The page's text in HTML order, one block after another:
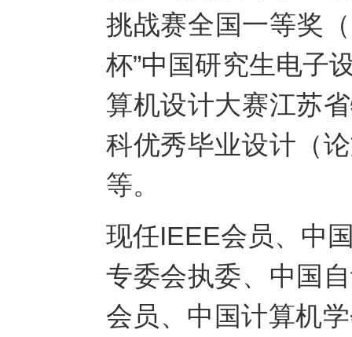
挑战赛全国一等奖
杯”中国研究生电子
算机设计大赛江苏
科优秀毕业设计（
等。
现任IEEE会员、中
专委会执委、中国
会员、中国计算机